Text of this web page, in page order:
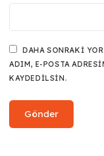
DAHA SONRAKI
ADIM, E-POSTA
KAYDEDILSIN.